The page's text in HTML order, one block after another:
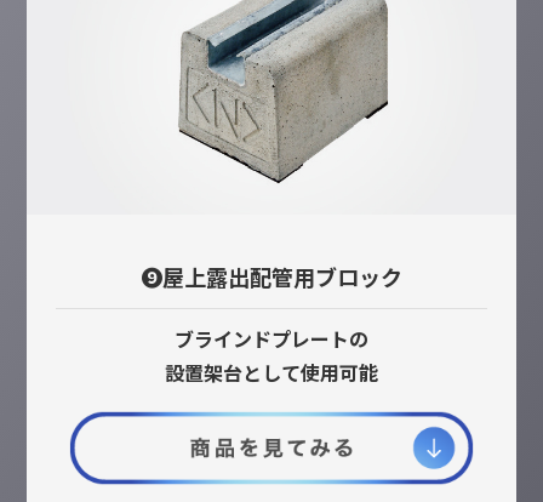
❾屋上露出配管用ブロック
ブラインドプレートの
設置架台として使用可能